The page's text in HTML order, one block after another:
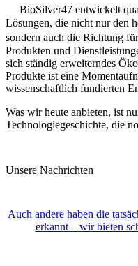
BioSilver47 entwickelt
Lösungen, die nicht nur den
sondern auch die Richtung
Produkten und
sich ständig erweiterndes
Produkte ist eine
wissenschaftlich fundierten
Was wir heute anbieten, ist
Technologiegeschichte, die
Unsere Nachrichten
Auch andere haben die
erkannt – wir bieten